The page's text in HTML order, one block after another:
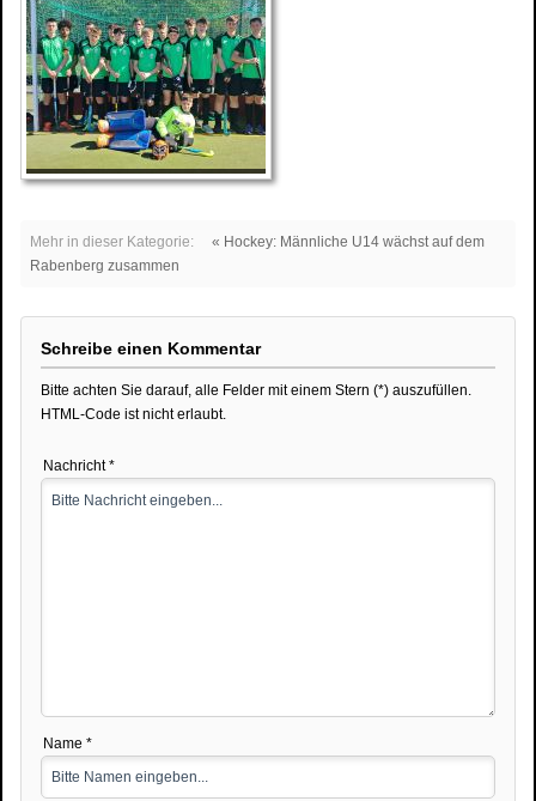
Mehr in dieser Kategorie:
« Hockey: Männliche U14 wächst auf dem
Rabenberg zusammen
Schreibe einen Kommentar
Bitte achten Sie darauf, alle Felder mit einem Stern (*) auszufüllen.
HTML-Code ist nicht erlaubt.
Nachricht *
Name *